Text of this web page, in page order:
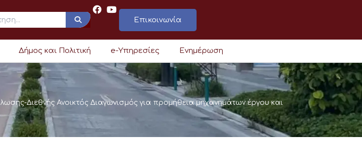
Επικοινωνία
Δήμος και Πολιτική e-Υπηρεσίες Ενημέρωση
Διεθνής Ανοικτός Διαγωνισμός για προμήθεια μηχανημάτων έργου και